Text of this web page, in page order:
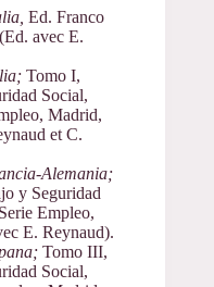
Ed. Franco
avec E.
Tomo I,
Social,
Madrid,
et C.
Alemania;
y Seguridad
Empleo,
E. Reynaud).
Tomo III,
Social,